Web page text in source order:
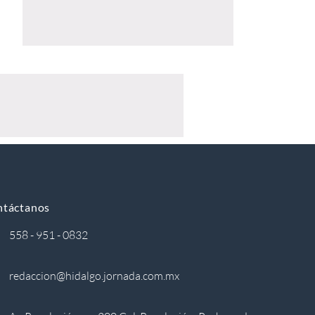
558 - 951 - 0832
redaccion@hidalgo.jornada.com.mx